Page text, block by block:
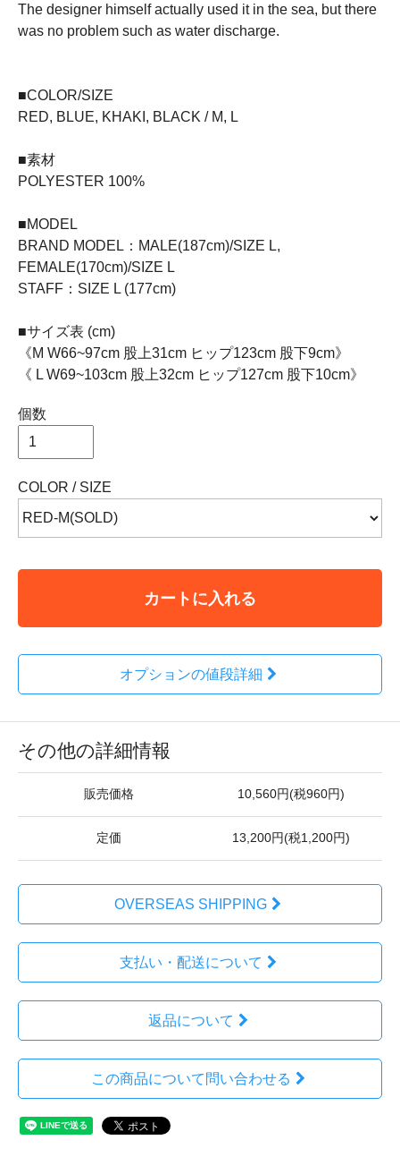
The designer himself actually used it in the sea, but there
was no problem such as water discharge.
■COLOR/SIZE
RED, BLUE, KHAKI, BLACK / M, L
■素材
POLYESTER 100%
■MODEL
BRAND MODEL：MALE(187cm)/SIZE L,
FEMALE(170cm)/SIZE L
STAFF：SIZE L (177cm)
■サイズ表 (cm)
《M W66~97cm 股上31cm ヒップ123cm 股下9cm》
《 L W69~103cm 股上32cm ヒップ127cm 股下10cm》
個数
COLOR / SIZE
カートに入れる
オプションの値段詳細
その他の詳細情報
販売価格 10,560円(税960円)
定価 13,200円(税1,200円)
OVERSEAS SHIPPING
支払い・配送について
返品について
この商品について問い合わせる